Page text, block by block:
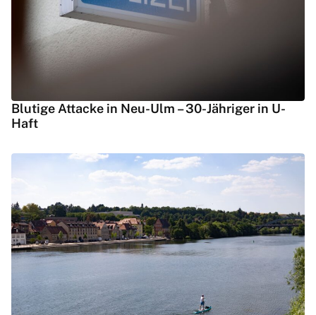
Blutige Attacke in Neu-Ulm – 30-Jähriger in U-
Haft